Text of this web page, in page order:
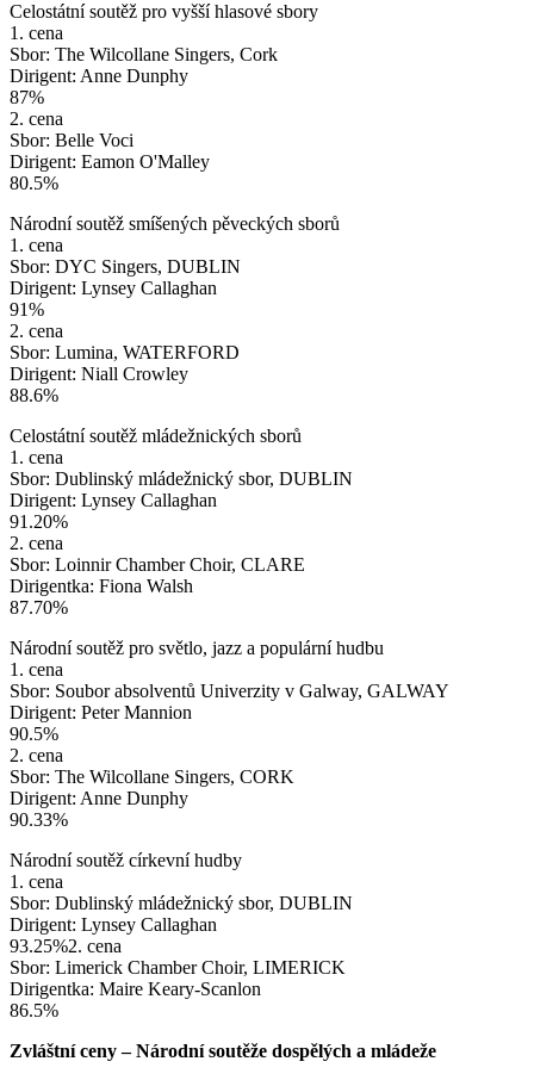
Celostátní soutěž pro vyšší hlasové sbory
1. cena
Sbor: The Wilcollane Singers, Cork
Dirigent: Anne Dunphy
87%
2. cena
Sbor: Belle Voci
Dirigent: Eamon O'Malley
80.5%
Národní soutěž smíšených pěveckých sborů
1. cena
Sbor: DYC Singers, DUBLIN
Dirigent: Lynsey Callaghan
91%
2. cena
Sbor: Lumina, WATERFORD
Dirigent: Niall Crowley
88.6%
Celostátní soutěž mládežnických sborů
1. cena
Sbor: Dublinský mládežnický sbor, DUBLIN
Dirigent: Lynsey Callaghan
91.20%
2. cena
Sbor: Loinnir Chamber Choir, CLARE
Dirigentka: Fiona Walsh
87.70%
Národní soutěž pro světlo, jazz a populární hudbu
1. cena
Sbor: Soubor absolventů Univerzity v Galway, GALWAY
Dirigent: Peter Mannion
90.5%
2. cena
Sbor: The Wilcollane Singers, CORK
Dirigent: Anne Dunphy
90.33%
Národní soutěž církevní hudby
1. cena
Sbor: Dublinský mládežnický sbor, DUBLIN
Dirigent: Lynsey Callaghan
93.25%2. cena
Sbor: Limerick Chamber Choir, LIMERICK
Dirigentka: Maire Keary-Scanlon
86.5%
Zvláštní ceny – Národní soutěže dospělých a mládeže